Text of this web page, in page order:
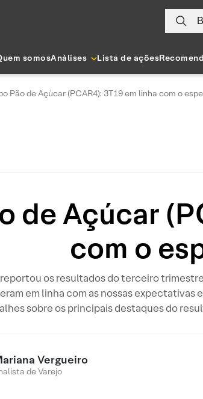
somosAnálises Lista de ações
Pão de Açúcar (PCAR4): 3T19 em linha com o
de Açúcar
com o
os resultados do terceiro
em linha com as nossas
sobre os principais destaques do
Vergueiro
de Varejo